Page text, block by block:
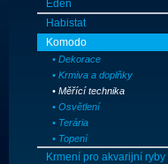
Eden
Habistat
Komodo
• Dekorace
• Krmiva a doplňky
• Měřící technika
• Osvětlení
• Terária
• Topení
Krmení pro akvarijní ryby